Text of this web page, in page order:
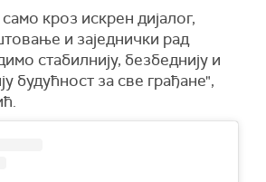
кроз искрен дијалог,
и заједнички рад
стабилнију, безбеднију и
будућност за све грађане",